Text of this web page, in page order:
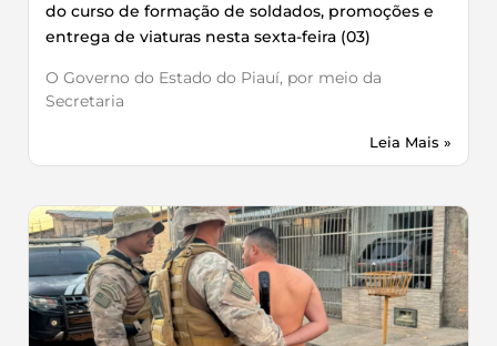
do curso de formação de soldados, promoções e
entrega de viaturas nesta sexta-feira (03)
O Governo do Estado do Piauí, por meio da
Secretaria
Leia Mais »